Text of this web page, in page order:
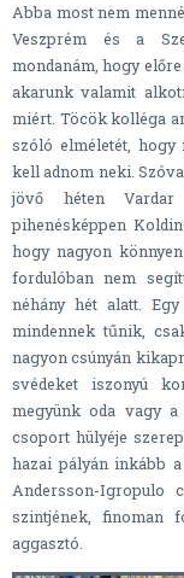
Abba most nem
Veszprém és a
mondanám, hogy
akarunk valamit
miért. Töcök kolléga
szóló elméletét, hogy
kell adnom neki.
jövő héten Vardar
pihenésképpen
hogy nagyon
fordulóban nem
néhány hét alatt.
mindennek tűnik,
nagyon csúnyán
svédeket iszonyú
megyünk oda vagy
csoport hülyéje
hazai pályán inkább
Andersson-Igropulo
szintjének, finoman
aggasztó.